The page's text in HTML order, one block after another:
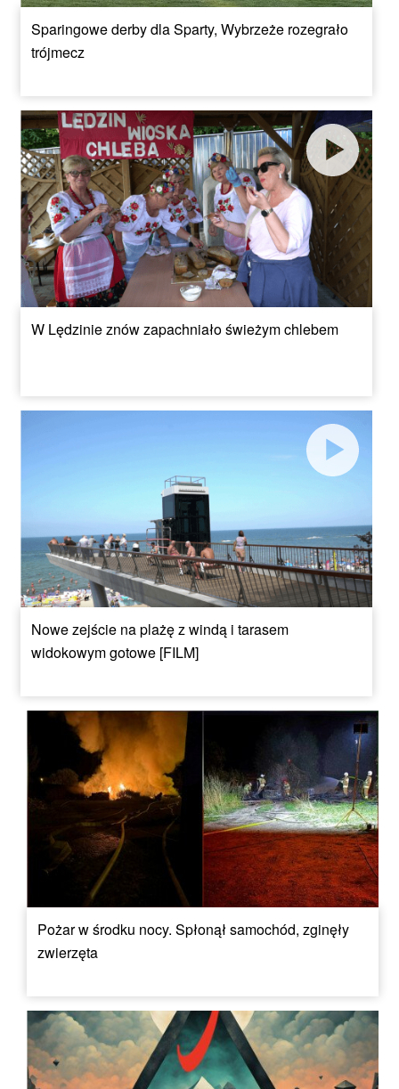
Sparingowe derby dla Sparty, Wybrzeże rozegrało
trójmecz
W Lędzinie znów zapachniało świeżym chlebem
Nowe zejście na plażę z windą i tarasem
widokowym gotowe [FILM]
Pożar w środku nocy. Spłonął samochód, zginęły
zwierzęta